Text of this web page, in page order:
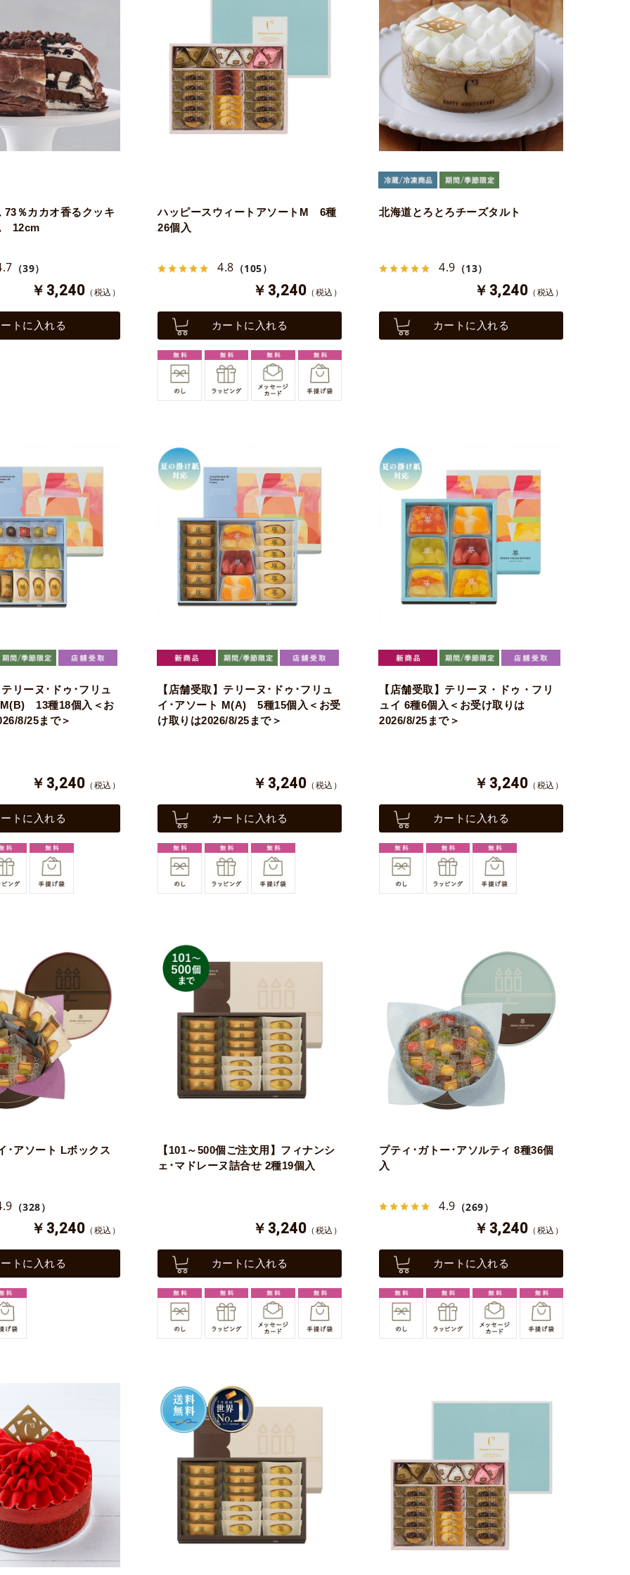
73％カカオ香るクッキ
12cm
（39）
￥3,240 （税込）
トに入れる
ハッピースウィートアソートM 6種
26個入
4.8 （105）
￥3,240 （税込）
カートに入れる
北海道とろとろチーズタルト
4.9 （13）
￥3,240 （税込）
カートに入れる
リーヌ･ドゥ･フリュ
13種18個入＜お
8/25まで＞
￥3,240 （税込）
トに入れる
【店舗受取】テリーヌ･ドゥ･フリュ
イ･アソート M(A) 5種15個入＜お受
け取りは2026/8/25まで＞
￥3,240 （税込）
カートに入れる
【店舗受取】テリーヌ・ドゥ・フリ
ュイ 6種6個入＜お受け取りは
2026/8/25まで＞
￥3,240 （税込）
カートに入れる
･アソート Lボックス
（328）
￥3,240 （税込）
トに入れる
【101～500個ご注文用】フィナンシ
ェ･マドレーヌ詰合せ 2種19個入
￥3,240 （税込）
カートに入れる
プティ･ガトー･アソルティ 8種36個
入
4.9 （269）
￥3,240 （税込）
カートに入れる